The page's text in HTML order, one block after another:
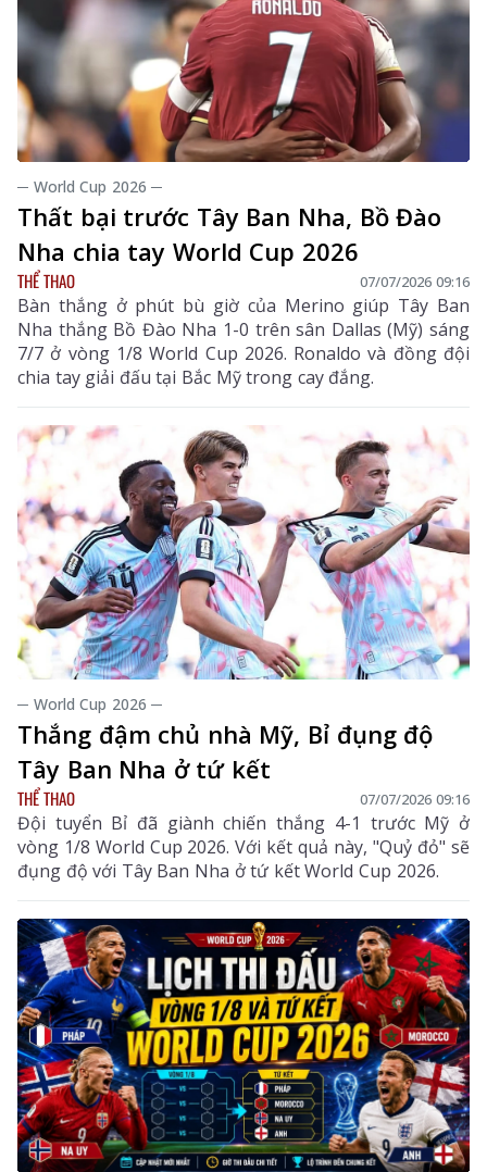
─ World Cup 2026 ─
Thất bại trước Tây Ban Nha, Bồ Đào
Nha chia tay World Cup 2026
THỂ THAO 07/07/2026 09:16
Bàn thắng ở phút bù giờ của Merino giúp Tây Ban
Nha thắng Bồ Đào Nha 1-0 trên sân Dallas (Mỹ) sáng
7/7 ở vòng 1/8 World Cup 2026. Ronaldo và đồng đội
chia tay giải đấu tại Bắc Mỹ trong cay đắng.
─ World Cup 2026 ─
Thắng đậm chủ nhà Mỹ, Bỉ đụng độ
Tây Ban Nha ở tứ kết
THỂ THAO 07/07/2026 09:16
Đội tuyển Bỉ đã giành chiến thắng 4-1 trước Mỹ ở
vòng 1/8 World Cup 2026. Với kết quả này, "Quỷ đỏ" sẽ
đụng độ với Tây Ban Nha ở tứ kết World Cup 2026.